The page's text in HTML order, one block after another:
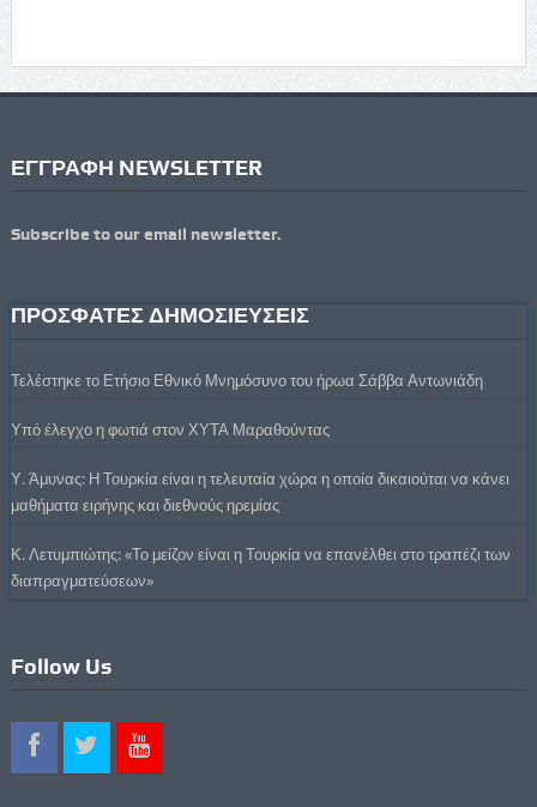
ΕΓΓΡΑΦΗ NEWSLETTER
Subscribe to our email newsletter.
ΠΡΟΣΦΑΤΕΣ ΔΗΜΟΣΙΕΥΣΕΙΣ
Τελέστηκε το Ετήσιο Εθνικό Μνημόσυνο του ήρωα Σάββα Αντωνιάδη
Υπό έλεγχο η φωτιά στον ΧΥΤΑ Μαραθούντας
Υ. Άμυνας: Η Τουρκία είναι η τελευταία χώρα η οποία δικαιούται να κάνει
μαθήματα ειρήνης και διεθνούς ηρεμίας
Κ. Λετυμπιώτης: «Το μείζον είναι η Τουρκία να επανέλθει στο τραπέζι των
διαπραγματεύσεων»
Follow Us